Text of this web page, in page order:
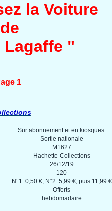
la Voiture
de
Lagaffe "
1
Sur abonnement et en kiosques
Sortie nationale
M1627
Hachette-Collections
26/12/19
120
N°1: 0,50 €, N°2: 5,99 €, puis 11,99 €
Offerts
hebdomadaire